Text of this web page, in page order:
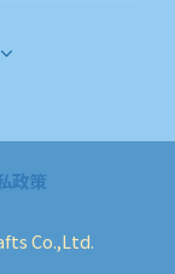
政策
Co.,Ltd.